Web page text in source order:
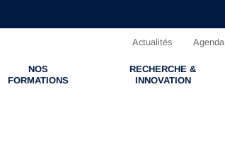
Actualités Agenda
NOS
FORMATIONS
RECHERCHE &
INNOVATION